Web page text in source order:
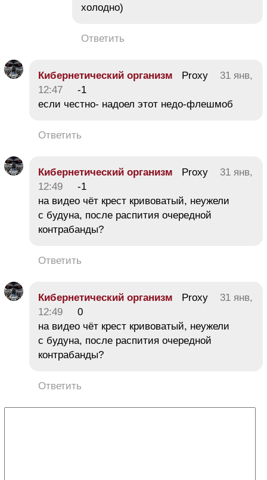
холодно)
Ответить
Кибернетический организм Proxy
31 янв,
12:47
-1
если честно- надоел этот недо-флешмоб
Ответить
Кибернетический организм Proxy
31 янв,
12:49
-1
на видео чёт крест кривоватый, неужели
с будуна, после распития очередной
контрабанды?
Ответить
Кибернетический организм Proxy
31 янв,
12:49
0
на видео чёт крест кривоватый, неужели
с будуна, после распития очередной
контрабанды?
Ответить